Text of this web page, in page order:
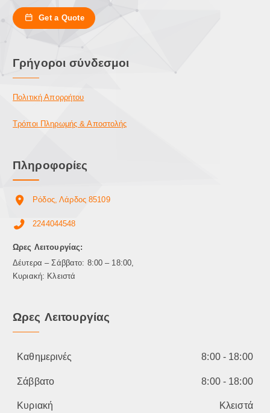
Get a Quote
Γρήγοροι σύνδεσμοι
Πολιτική Απορρήτου
Τρόποι Πληρωμής & Αποστολής
Πληροφορίες
Ρόδος, Λάρδος 85109
2244044548
Ωρες Λειτουργίας:
Δέυτερα – Σάββατο: 8:00 – 18:00,
Κυριακή: Κλειστά
Ωρες Λειτουργίας
Καθημερινές 8:00 - 18:00
Σάββατο 8:00 - 18:00
Κυριακή Κλειστά